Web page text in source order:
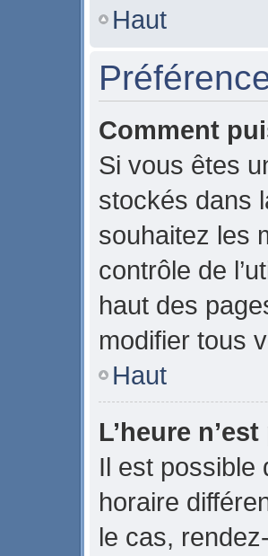
Haut
Comment
Si vous êtes
stockés dans
souhaitez les
contrôle de
haut des
modifier tous
Haut
L’heure
Il est possible
horaire
le cas,